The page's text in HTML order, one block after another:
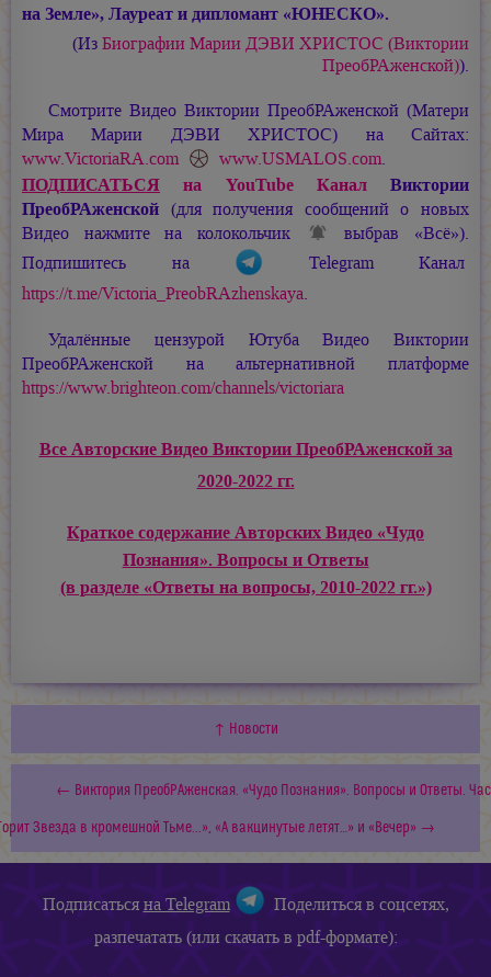
на Земле», Лауреат и дипломант «ЮНЕСКО».
(ИзБиографииМарии ДЭВИ ХРИСТОС (Виктории
ПреобРАженской)).
Смотрите Видео Виктории ПреобРАженской (Матери
МираМарии ДЭВИ ХРИСТОС) на Сайтах:
www.VictoriaRA.com
www.USMALOS.com.
ПОДПИСАТЬСЯ на YouTube КаналВиктории
ПреобРАженской (для получения сообщений о новых
Видео нажмите на колокольчик
выбрав «Всё»).
Подпишитесь на
Telegram Канал
https://t.me/Victoria_PreobRAzhenskaya.
Удалённые цензурой Ютуба Видео Виктории
ПреобРАженской на альтернативной платформе
https://www.brighteon.com/channels/victoriara
Все Авторские Видео Виктории ПреобРАженской за
2020-2022 гг.
Краткое содержание Авторских Видео «Чудо
Познания». Вопросы и Ответы
(в разделе «Ответы на вопросы, 2010-2022 гг.»)
↑ Новости
← Виктория ПреобРАженская. «Чудо Познания». Вопросы и Ответы.
Звезда в кромешной Тьме...», «А вакцинутые летят…» и «Вечер» →
Подписатьсяна Telegram
Поделиться в соцсетях,
разпечатать (или скачать в pdf-формате):